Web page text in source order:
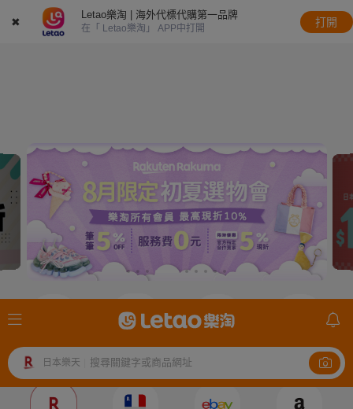
✖
Letao樂淘 | 海外代標代購第一品牌
在「 Letao樂淘」 APP中打開
打開
日本樂天 搜尋關鍵字或商品網址
Auction
Fleamarket
mercari